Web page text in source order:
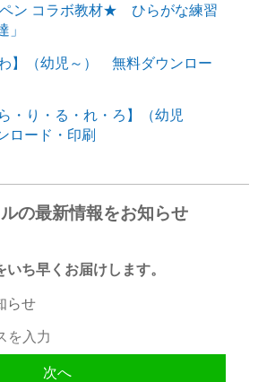
ン コラボ教材★ ひらがな練習
」
】（幼児～） 無料ダウンロー
・り・る・れ・ろ】（幼児
ロード・印刷
の最新情報をお知らせ
ち早くお届けします。
らせ